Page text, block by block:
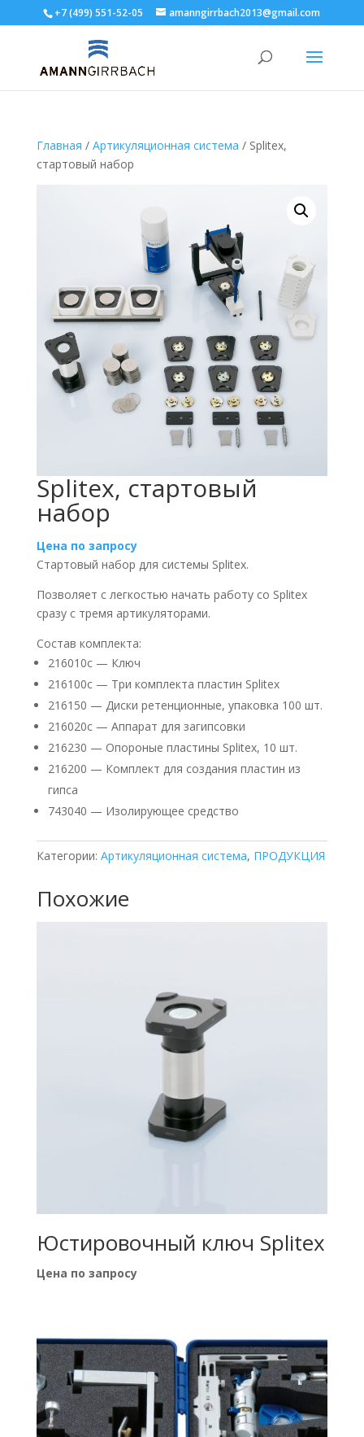
+7 (499) 551-52-05 amanngirrbach2013@gmail.com
Главная / Артикуляционная система / Splitex,
стартовый набор
Splitex, стартовый
набор
Цена по запросу
Стартовый набор для системы Splitex.
Позволяет с легкостью начать работу со Splitex
сразу с тремя артикуляторами.
Состав комплекта:
216010с — Ключ
216100с — Три комплекта пластин Splitex
216150 — Диски ретенционные, упаковка 100 шт.
216020с — Аппарат для загипсовки
216230 — Опороные пластины Splitex, 10 шт.
216200 — Комплект для создания пластин из
гипса
743040 — Изолирующее средство
Категории: Артикуляционная система, ПРОДУКЦИЯ
Похожие
Юстировочный ключ Splitex
Цена по запросу